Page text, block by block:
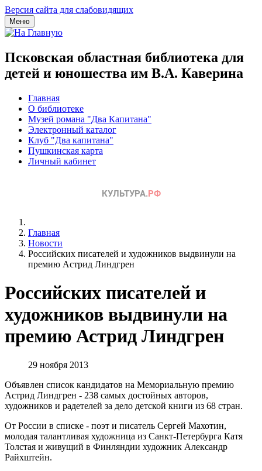
Версия сайта для слабовидящих
Меню
Псковская областная библиотека для
детей и юношества им В.А. Каверина
Главная
О библиотеке
Музей романа "Два Капитана"
Электронный каталог
Клуб "Два капитана"
Пушкинская карта
Личный кабинет
Главная
Новости
Российских писателей и художников выдвинули на
премию Астрид Линдгрен
Российских писателей и
художников выдвинули на
премию Астрид Линдгрен
29 ноября 2013
Объявлен список кандидатов на Мемориальную премию
Астрид Линдгрен - 238 самых достойных авторов,
художников и радетелей за дело детской книги из 68 стран.
От России в списке - поэт и писатель Сергей Махотин,
молодая талантливая художница из Санкт-Петербурга Катя
Толстая и живущий в Финляндии художник Александр
Райхштейн.